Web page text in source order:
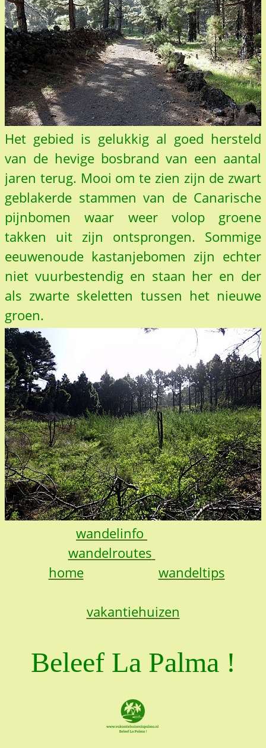
Het gebied is gelukkig al goed hersteld
van de hevige bosbrand van een aantal
jaren terug. Mooi om te zien zijn de zwart
geblakerde stammen van de Canarische
pijnbomen waar weer volop groene
takken uit zijn ontsprongen. Sommige
eeuwenoude kastanjebomen zijn echter
niet vuurbestendig en staan her en der
als zwarte skeletten tussen het nieuwe
groen.
wandelinfo
wandelroutes
home
wandeltips
vakantiehuizen
Beleef La Palma !